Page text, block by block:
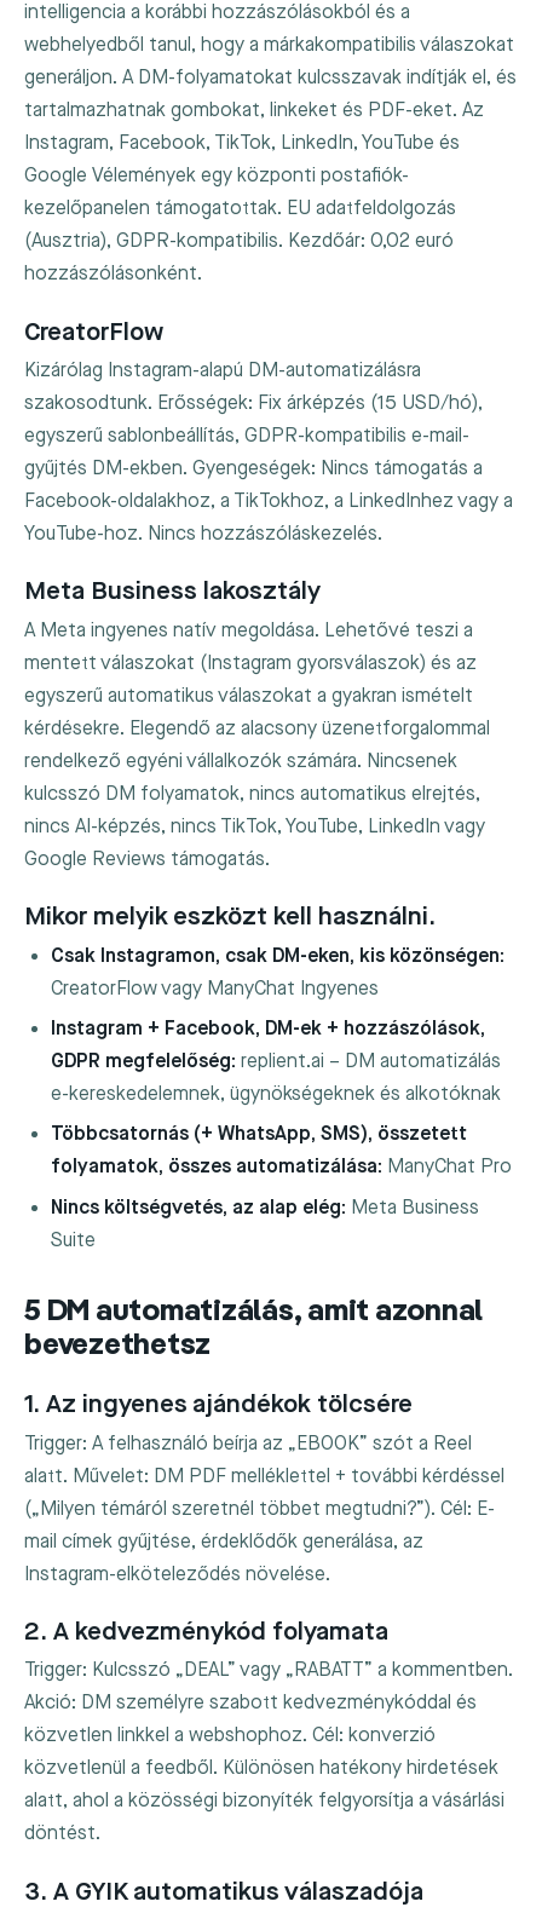
intelligencia a korábbi hozzászólásokból és a
webhelyedből tanul, hogy a márkakompatibilis válaszokat
generáljon. A DM-folyamatokat kulcsszavak indítják el, és
tartalmazhatnak gombokat, linkeket és PDF-eket. Az
Instagram, Facebook, TikTok, LinkedIn, YouTube és
Google Vélemények egy központi postafiók-
kezelőpanelen támogatottak. EU adatfeldolgozás
(Ausztria), GDPR-kompatibilis. Kezdőár: 0,02 euró
hozzászólásonként.
CreatorFlow
Kizárólag Instagram-alapú DM-automatizálásra
szakosodtunk. Erősségek: Fix árképzés (15 USD/hó),
egyszerű sablonbeállítás, GDPR-kompatibilis e-mail-
gyűjtés DM-ekben. Gyengeségek: Nincs támogatás a
Facebook-oldalakhoz, a TikTokhoz, a LinkedInhez vagy a
YouTube-hoz. Nincs hozzászóláskezelés.
Meta Business lakosztály
A Meta ingyenes natív megoldása. Lehetővé teszi a
mentett válaszokat (Instagram gyorsválaszok) és az
egyszerű automatikus válaszokat a gyakran ismételt
kérdésekre. Elegendő az alacsony üzenetforgalommal
rendelkező egyéni vállalkozók számára. Nincsenek
kulcsszó DM folyamatok, nincs automatikus elrejtés,
nincs AI-képzés, nincs TikTok, YouTube, LinkedIn vagy
Google Reviews támogatás.
Mikor melyik eszközt kell használni.
Csak Instagramon, csak DM-eken, kis közönségen:
CreatorFlow vagy ManyChat Ingyenes
Instagram + Facebook, DM-ek + hozzászólások,
GDPR megfelelőség: replient.ai – DM automatizálás
e-kereskedelemnek, ügynökségeknek és alkotóknak
Többcsatornás (+ WhatsApp, SMS), összetett
folyamatok, összes automatizálása: ManyChat Pro
Nincs költségvetés, az alap elég: Meta Business
Suite
5 DM automatizálás, amit azonnal
bevezethetsz
1. Az ingyenes ajándékok tölcsére
Trigger: A felhasználó beírja az „EBOOK” szót a Reel
alatt. Művelet: DM PDF melléklettel + további kérdéssel
(„Milyen témáról szeretnél többet megtudni?”). Cél: E-
mail címek gyűjtése, érdeklődők generálása, az
Instagram-elköteleződés növelése.
2. A kedvezménykód folyamata
Trigger: Kulcsszó „DEAL” vagy „RABATT” a kommentben.
Akció: DM személyre szabott kedvezménykóddal és
közvetlen linkkel a webshophoz. Cél: konverzió
közvetlenül a feedből. Különösen hatékony hirdetések
alatt, ahol a közösségi bizonyíték felgyorsítja a vásárlási
döntést.
3. A GYIK automatikus válaszadója